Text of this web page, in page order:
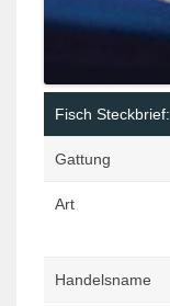
Fisch Steckbrief:
Gattung
Art
Handelsname